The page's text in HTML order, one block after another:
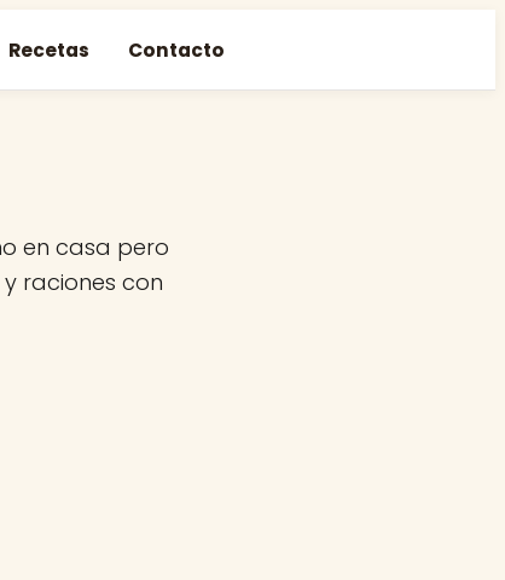
Recetas Contacto
en casa pero
raciones con